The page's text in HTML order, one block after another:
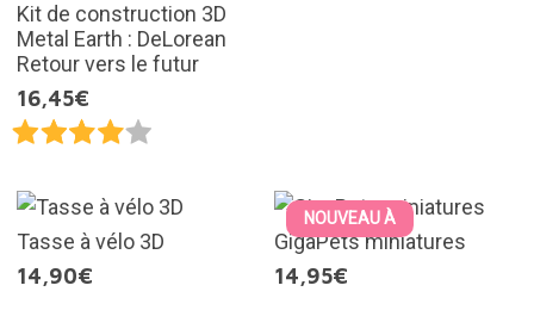
Kit de construction 3D
Metal Earth : DeLorean
Retour vers le futur
16,45€
Tasse à vélo 3D
14,90€
NOUVEAU À
GigaPets miniatures
14,95€